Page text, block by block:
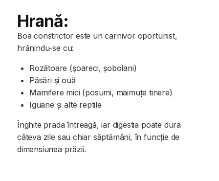
Hrană:
Boa constrictor este un carnivor oportunist,
hrănindu-se cu:
Rozătoare (șoareci, șobolani)
Păsări și ouă
Mamifere mici (posumi, maimuțe tinere)
Iguane și alte reptile
Înghite prada întreagă, iar digestia poate dura
câteva zile sau chiar săptămâni, în funcție de
dimensiunea prăzii.